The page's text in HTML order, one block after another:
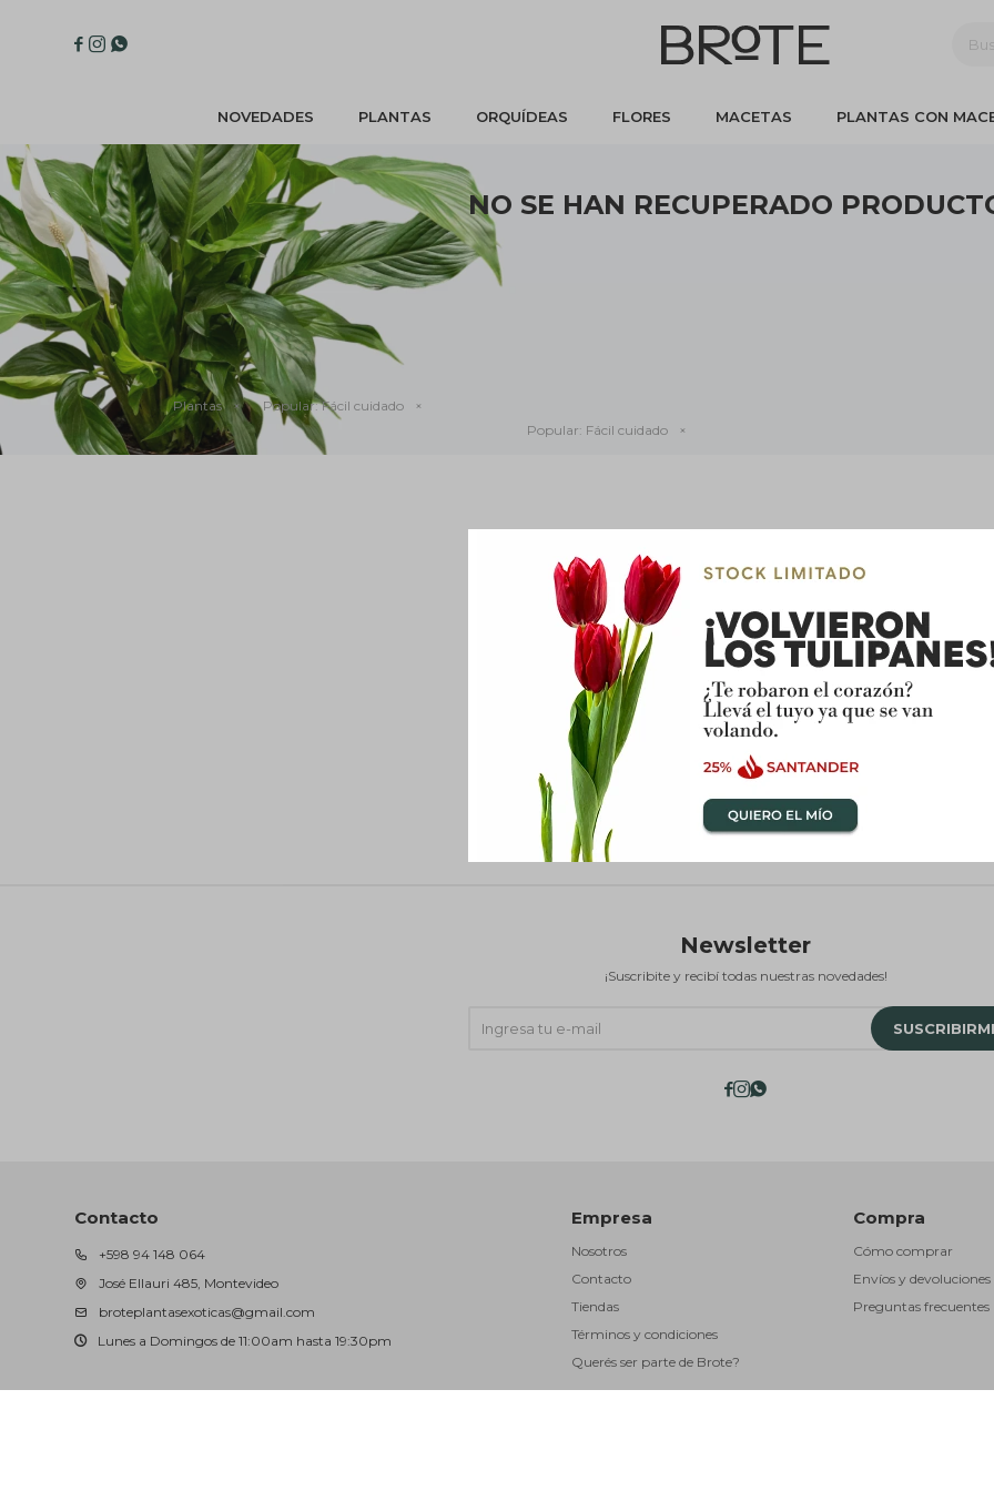
NOVEDADES PLANTAS ORQUÍDEAS FLORES MACETAS PLANTAS CON
  
NO SE HAN RECUPERADO
¡Lo sentimos! No hay productos en esta sección.
Inténtalo nuevamente con otros criterios de filtrado o busca en otras secciones de nuestro catálogo.
Filtrando por: Plantas Popular: Fácil cuidado
Popular: Fácil cuidado
Contacto
+598 94 148 064
José Ellauri 485, Montevideo
broteplantasexoticas@gmail.com
Lunes a Domingos de 11:00am hasta 19:30pm
Empresa
Nosotros
Contacto
Tiendas
Términos y condiciones
Querés ser parte de Brote?
Compra
Cómo comprar
Envíos y devoluciones
Preguntas frecuentes
Newsletter
¡Suscribite y recibí todas nuestras novedades!
